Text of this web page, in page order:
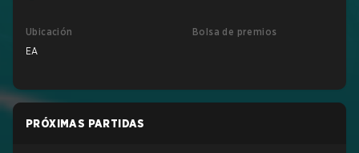
Ubicación
EA
Bolsa de premios
PRÓXIMAS PARTIDAS